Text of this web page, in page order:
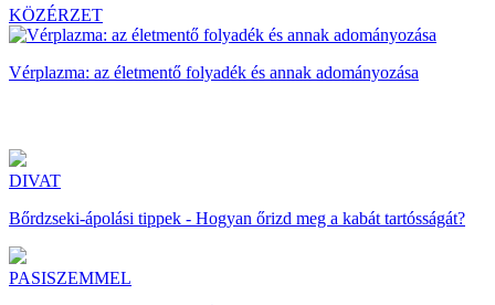
KÖZÉRZET
Vérplazma: az életmentő folyadék és annak adományozása
DIVAT
Bőrdzseki-ápolási tippek - Hogyan őrizd meg a kabát tartósságát?
PASISZEMMEL